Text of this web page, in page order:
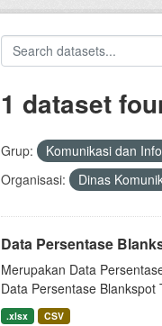
1 dataset
Grup: Komunikasi dan
Organisasi:
Dinas
Data Persentase
Merupakan Data
Data Persentase
.xlsx CSV